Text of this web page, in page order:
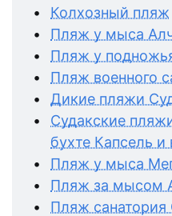
Колхозный пляж
Пляж у мыса
Пляж у
Пляж военного
Дикие пляжи
Судакские
бухте Капсель и
Пляж у мыса
Пляж за мысом
Пляж санатория